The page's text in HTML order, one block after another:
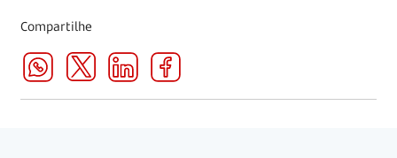
Compartilhe